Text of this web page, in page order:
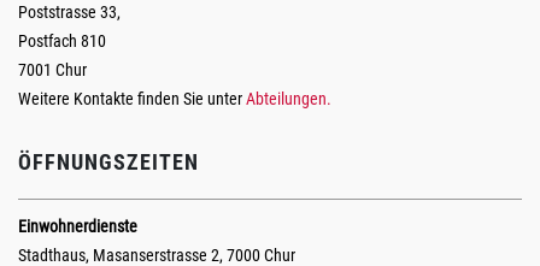
Poststrasse 33,
Postfach 810
7001 Chur
Weitere Kontakte finden Sie unterAbteilungen.
ÖFFNUNGSZEITEN
Einwohnerdienste
Stadthaus, Masanserstrasse 2, 7000 Chur